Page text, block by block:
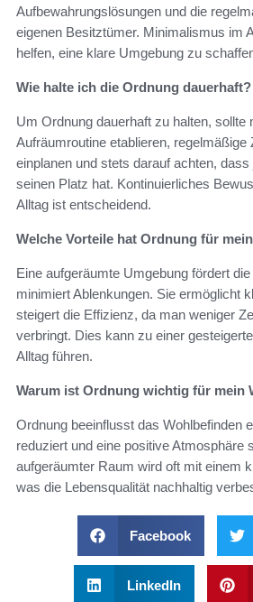
Aufbewahrungslösungen und die
eigenen Besitztümer. Minimalismus im
helfen, eine klare Umgebung zu
Wie halte ich die Ordnung dauerhaft?
Um Ordnung dauerhaft zu halten, sollte
Aufräumroutine etablieren, regelmäßige
einplanen und stets darauf achten,
seinen Platz hat. Kontinuierliches
Alltag ist entscheidend.
Welche Vorteile hat Ordnung für
Eine aufgeräumte Umgebung fördert
minimiert Ablenkungen. Sie ermöglicht
steigert die Effizienz, da man weniger
verbringt. Dies kann zu einer
Alltag führen.
Warum ist Ordnung wichtig für mein
Ordnung beeinflusst das Wohlbefinden
reduziert und eine positive Atmosphäre
aufgeräumter Raum wird oft mit einem
was die Lebensqualität nachhaltig
Facebook
LinkedIn